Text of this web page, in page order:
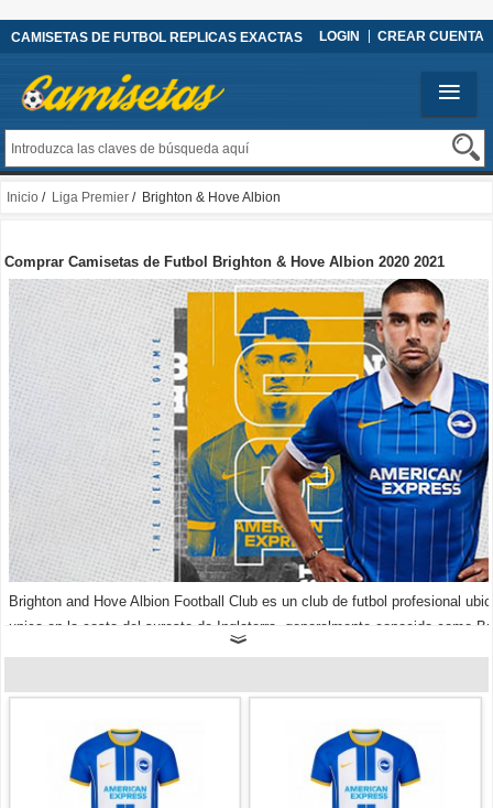
CAMISETAS DE FUTBOL REPLICAS EXACTAS LOGIN CREAR CUENTA
Inicio / Liga Premier / Brighton & Hove Albion
Comprar Camisetas de Futbol Brighton & Hove Albion 2020 2021
Brighton and Hove Albion Football Club es un club de futbol profesional
unica en la costa del sureste de Inglaterra, generalmente conocida como